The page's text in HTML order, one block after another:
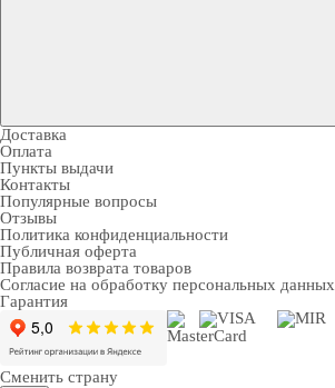
Доставка
Оплата
Пункты выдачи
Контакты
Популярные вопросы
Отзывы
Политика конфиденциальности
Публичная оферта
Правила возврата товаров
Согласие на обработку персональных данных
Гарантия
Сменить страну